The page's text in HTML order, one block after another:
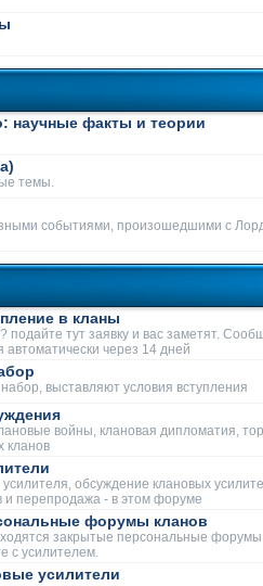
научные факты и теории
темы.
событиями, произошедшими с
в кланы
подайте тут заявку и вас заметят.
через 14 дней
выставляют условия вступления
войны, клановая дипломатия,
кланов
усилителя, обсуждение клановых
и перепродажа - в этом форуме
форумы кланов
закрытые персональные форумы
с усилителем.
усилители